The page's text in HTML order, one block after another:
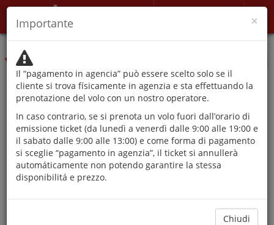
Le autorità sconsigliano di
viaggiare se non per motivi
che non possono essere
rinviati.
La migliore offerte
di Voli a Toronto!
×
Importante
Il “pagamento in agencia” può essere scelto solo se il
cliente si trova físicamente in agenzia e sta effettuando la
prenotazione del volo con un nostro operatore.
In caso contrario, se si prenota un volo fuori dall’orario di
emissione ticket (da lunedì a venerdì dalle 9:00 alle 19:00 e
il sabato dalle 9:00 alle 13:00) e come forma di pagamento
si sceglie “pagamento in agenzia”, il ticket si annullerà
automáticamente non potendo garantire la stessa
disponibilitá e prezzo.
Chiudi